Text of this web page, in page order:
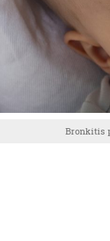
Bronkitis